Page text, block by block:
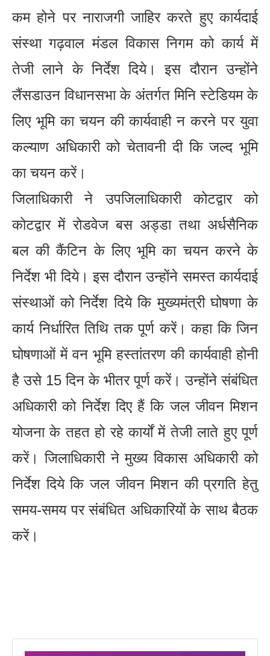
कम होने पर नाराजगी जाहिर करते हुए कार्यदाई
संस्था गढ़वाल मंडल विकास निगम को कार्य में
तेजी लाने के निर्देश दिये। इस दौरान उन्होंने
लैंसडाउन विधानसभा के अंतर्गत मिनि स्टेडियम के
लिए भूमि का चयन की कार्यवाही न करने पर युवा
कल्याण अधिकारी को चेतावनी दी कि जल्द भूमि
का चयन करें।
जिलाधिकारी ने उपजिलाधिकारी कोटद्वार को
कोटद्वार में रोडवेज बस अड्डा तथा अर्धसैनिक
बल की कैंटिन के लिए भूमि का चयन करने के
निर्देश भी दिये। इस दौरान उन्होंने समस्त कार्यदाई
संस्थाओं को निर्देश दिये कि मुख्यमंत्री घोषणा के
कार्य निर्धारित तिथि तक पूर्ण करें। कहा कि जिन
घोषणाओं में वन भूमि हस्तांतरण की कार्यवाही होनी
है उसे 15 दिन के भीतर पूर्ण करें। उन्होंने संबंधित
अधिकारी को निर्देश दिए हैं कि जल जीवन मिशन
योजना के तहत हो रहे कार्यों में तेजी लाते हुए पूर्ण
करें। जिलाधिकारी ने मुख्य विकास अधिकारी को
निर्देश दिये कि जल जीवन मिशन की प्रगति हेतु
समय-समय पर संबंधित अधिकारियों के साथ बैठक
करें।